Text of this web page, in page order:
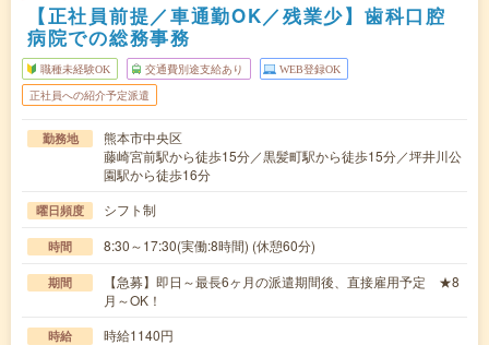
【正社員前提／車通勤OK／残業少】歯科口腔
病院での総務事務
職種未経験OK 交通費別途支給あり WEB登録OK
正社員への紹介予定派遣
勤務地
熊本市中央区
藤崎宮前駅から徒歩15分／黒髪町駅から徒歩15分／坪井川公
園駅から徒歩16分
曜日頻度 シフト制
時間 8:30～17:30(実働:8時間) (休憩60分)
期間
【急募】即日～最長6ヶ月の派遣期間後、直接雇用予定 ★8
月～OK！
時給 時給1140円